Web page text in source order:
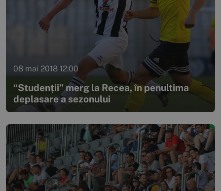
08 mai 2018 12:00
“Studenții” merg la Recea, în penultima
deplasare a sezonului